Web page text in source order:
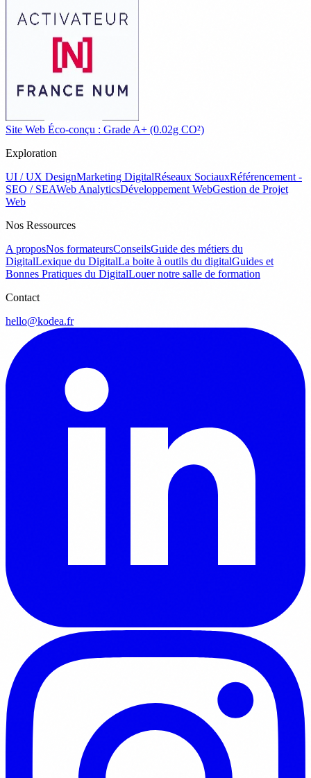
Site Web Éco-conçu : Grade A+ (0.02g CO²)
Exploration
UI / UX DesignMarketing DigitalRéseaux SociauxRéférencement -
SEO / SEAWeb AnalyticsDéveloppement WebGestion de Projet
Web
Nos Ressources
A proposNos formateursConseilsGuide des métiers du
DigitalLexique du DigitalLa boite à outils du digitalGuides et
Bonnes Pratiques du DigitalLouer notre salle de formation
Contact
hello@kodea.fr